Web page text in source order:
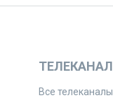
Все телеканалы